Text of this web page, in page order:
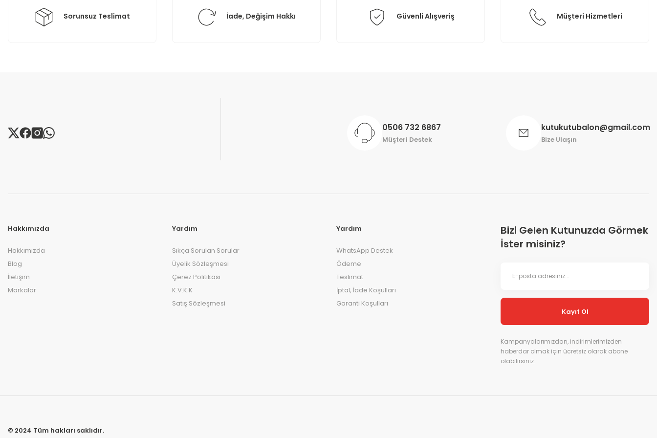
Sorunsuz Teslimat İade, Değişim Hakkı Güvenli Alışveriş Müşteri Hizmetleri
0506 732 6867
Müşteri Destek
kutukutubalon@gmail.com
Bize Ulaşın
Hakkımızda
Hakkımızda
Blog
İletişim
Markalar
Yardım
Sıkça Sorulan Sorular
Üyelik Sözleşmesi
Çerez Politikası
K.V.K.K
Satış Sözleşmesi
Yardım
WhatsApp Destek
Ödeme
Teslimat
İptal, İade Koşulları
Garanti Koşulları
Bizi Gelen Kutunuzda Görmek
İster misiniz?
Kayıt Ol
Kampanyalarımızdan, indirimlerimizden
haberdar olmak için ücretsiz olarak abone
olabilirsiniz.
© 2024 Tüm hakları saklıdır.